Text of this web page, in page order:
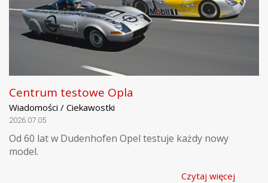
Centrum testowe Opla
Wiadomości / Ciekawostki
2026.07.05
Od 60 lat w Dudenhofen Opel testuje każdy nowy
model.
Czytaj więcej